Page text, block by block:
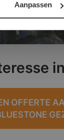
Aanpassen
OFFERTE